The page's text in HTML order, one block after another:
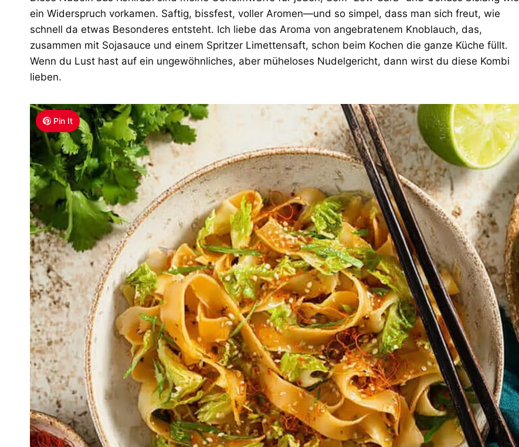
ein Widerspruch vorkamen. Saftig, bissfest, voller Aromen—und so simpel, dass man sich freut, wie
schnell da etwas Besonderes entsteht. Ich liebe das Aroma von angebratenem Knoblauch, das,
zusammen mit Sojasauce und einem Spritzer Limettensaft, schon beim Kochen die ganze Küche füllt.
Wenn du Lust hast auf ein ungewöhnliches, aber müheloses Nudelgericht, dann wirst du diese Kombi
lieben.
Pin It